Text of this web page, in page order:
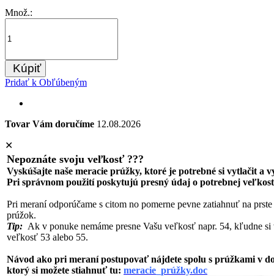
Množ.:
Kúpiť
Pridať k Obľúbeným
Tovar Vám doručíme 12.08.2026
✕
Nepoznáte svoju veľkosť ???
Vyskúšajte naše meracie prúžky, ktoré je potrebné si vytlačit a
Pri správnom použití poskytujú presný údaj o potrebnej
Pri meraní odporúčame s citom no pomerne pevne zatiahnuť na
prúžok.
Tip: Ak v ponuke nemáme presne Vašu veľkosť napr. 54, kľudne si
veľkosť 53 alebo 55.
Návod ako pri meraní postupovať nájdete spolu s prúžkami v
ktorý si možete stiahnuť tu: meracie_prúžky.doc